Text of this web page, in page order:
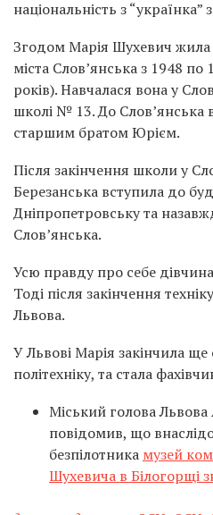
національність з “українка”
Згодом Марія Шухевич
міста Слов’янська з 1948 по
років). Навчалася вона у
школі № 13. До Слов’янська
старшим братом Юрієм.
Після закінчення школи у
Березанська вступила до
Дніпропетровську та
Слов’янська.
Усю правду про себе
Тоді після закінчення
Львова.
У Львові Марія закінчила ще
політехніку, та стала
Міський голова
повідомив, що
безпілотника музей
Шухевича в Білогорщі